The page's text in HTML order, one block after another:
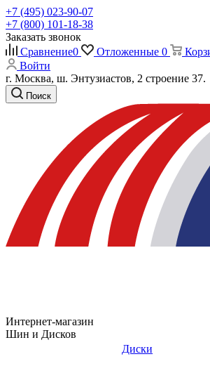
+7 (495) 023-90-07
+7 (800) 101-18-38
Заказать звонок
Сравнение0 Отложенные 0
Войти
г. Москва, ш. Энтузиастов, 2 строение 37.
Поиск
Интернет-магазин
Шин и Дисков
Диски